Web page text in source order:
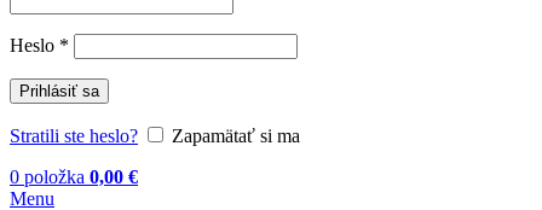
Heslo *
Prihlásiť sa
Stratili ste heslo?
Zapamätať si ma
0 položka 0,00 €
Menu